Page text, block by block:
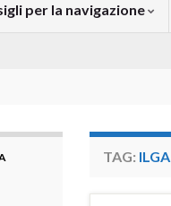
per la navigazione
TAG: ILGA